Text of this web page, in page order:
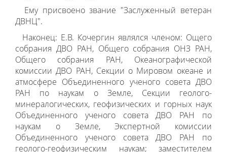
Ему присвоено звание "Заслуженный ветеран
ДВНЦ".
Наконец: Е.В. Кочергин являлся членом: Ощего
собрания ДВО РАН, Общего собрания ОНЗ РАН,
Общего собрания РАН, Океанографической
комиссии ДВО РАН, Секции о Мировом океане и
атмосфере Объединенного ученого совета ДВО
РАН по наукам о Земле, Секции геолого-
минералогических, геофизических и горных наук
Объединенного ученого совета ДВО РАН по
наукам о Земле, Экспертной комиссии
Объединенного ученого совета ДВО РАН по
геолого-геофизическим наукам; заместителем